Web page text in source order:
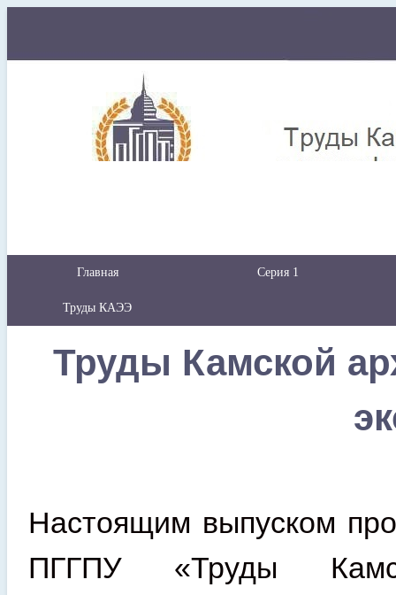
Главная Серия 1
Труды КАЭЭ
Труды Камской
Настоящим выпуском
ПГГПУ «Труды